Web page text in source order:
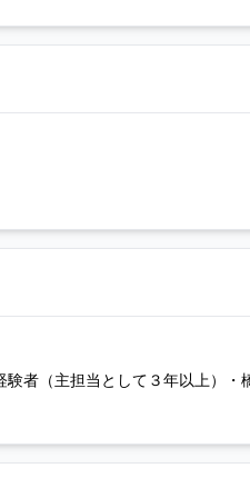
験者（主担当として３年以上